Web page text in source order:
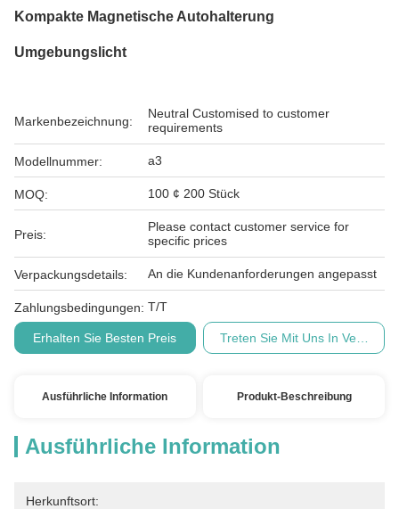
Kompakte Magnetische Autohalterung
Umgebungslicht
Markenbezeichnung:
Neutral Customised to customer
requirements
Modellnummer: a3
MOQ: 100 ¢ 200 Stück
Preis:
Please contact customer service for
specific prices
Verpackungsdetails: An die Kundenanforderungen angepasst
Zahlungsbedingungen: T/T
Erhalten Sie Besten Preis Treten Sie Mit Uns In
Ausführliche Information Produkt-Beschreibung
Ausführliche Information
Herkunftsort: